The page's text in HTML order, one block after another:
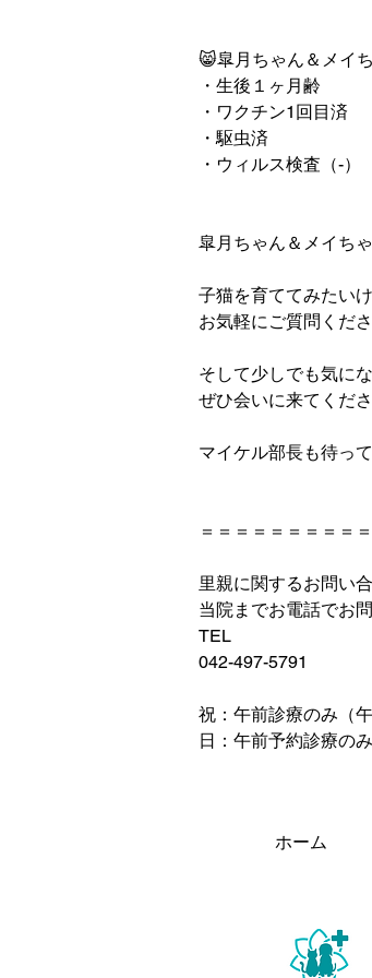
😸皐月ちゃん＆メイ
・生後１ヶ月齢
・ワクチン1回目済
・駆虫済
・ウィルス検査（-）
皐月ちゃん＆メイち
子猫を育ててみたい
お気軽にご質問くださ
そして少しでも気に
ぜひ会いに来てくだ
マイケル部長も待っ
＝＝＝＝＝＝＝＝＝
里親に関するお問い
当院までお電話でお
TEL
042-497-5791
祝：午前診療のみ（午
日：午前予約診療の
ホーム